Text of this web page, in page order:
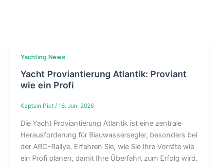
Yachting News
Yacht Proviantierung Atlantik: Proviant
wie ein Profi
Kaptain Piet / 16. Juni 2026
Die Yacht Proviantierung Atlantik ist eine zentrale
Herausforderung für Blauwassersegler, besonders bei
der ARC-Rallye. Erfahren Sie, wie Sie Ihre Vorräte wie
ein Profi planen, damit Ihre Überfahrt zum Erfolg wird.